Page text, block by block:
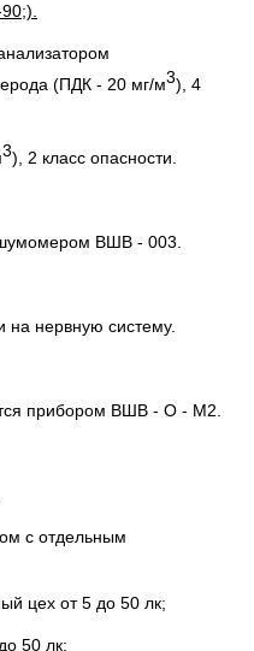
(ПДК - 20 мг/м3), 4
3), 2 класс опасности.
ВШВ - 003.
на нервную систему.
прибором ВШВ - О - М2.
с отдельным
цех от 5 до 50 лк;
50 лк;